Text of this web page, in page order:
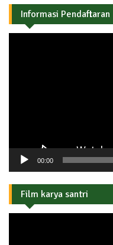
Informasi Pendaftaran
00:00
Film karya santri